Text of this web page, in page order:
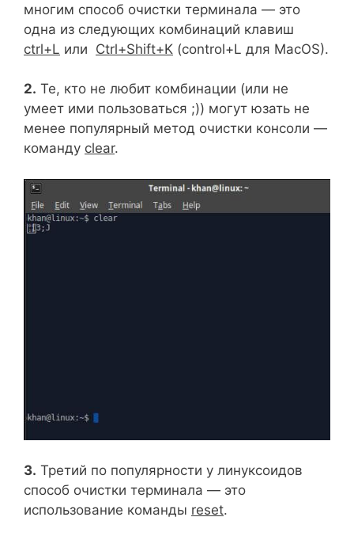
многим способ очистки терминала — это
одна из следующих комбинаций клавиш
ctrl+L или Ctrl+Shift+K (control+L для MacOS).
2. Те, кто не любит комбинации (или не
умеет ими пользоваться ;)) могут юзать не
менее популярный метод очистки консоли —
команду clear.
3. Третий по популярности у линуксоидов
способ очистки терминала — это
использование команды reset.